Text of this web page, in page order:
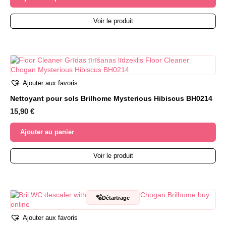
Voir le produit
Ajouter aux favoris
Nettoyant pour sols Brilhome Mysterious Hibiscus BH0214
15,90 €
Ajouter au panier
Voir le produit
🫧Détartrage
Ajouter aux favoris